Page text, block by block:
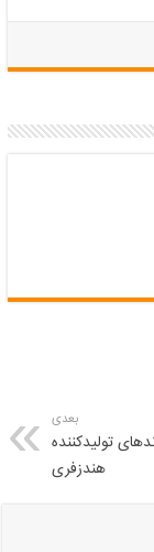
بعدی
تولیدکننده
هندزفری